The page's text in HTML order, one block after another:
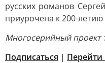
русских романов
приурочена к 200-
Многосерийный проект
Подписаться | Перейти